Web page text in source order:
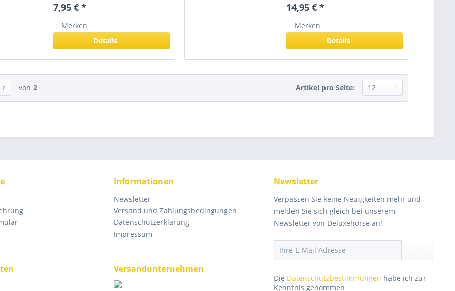
schon ganz kraus! Mit Perlglanz
7,95 € *
Merken
Details
mal wieder auf der Stallgasse
14,95 € *
Merken
Details
von 2 Artikel pro Seite:
Informationen
Newsletter
Versand und Zahlungsbedingungen
Datenschutzerklärung
Impressum
Versandunternehmen
Newsletter
Verpassen Sie keine Neuigkeiten mehr und
melden Sie sich gleich bei unserem
Newsletter von Deluxehorse an!
Die Datenschutzbestimmungen habe ich zur
Kenntnis genommen